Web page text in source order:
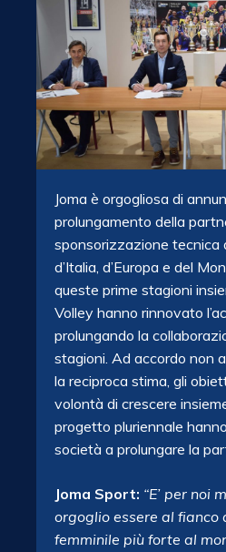
Joma è orgogliosa di
prolungamento della
sponsorizzazione tecnica
d’Italia, d’Europa e del
queste prime stagioni
Volley hanno rinnovato
prolungando la
stagioni. Ad accordo non
la reciproca stima, gli
volontà di crescere
progetto pluriennale
società a prolungare la
Joma Sport: “E’ per noi
orgoglio essere al fianco
femminile più forte al